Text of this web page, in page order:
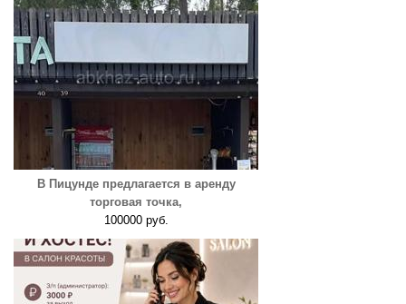
В Пицунде предлагается в аренду
торговая точка,
100000 руб.